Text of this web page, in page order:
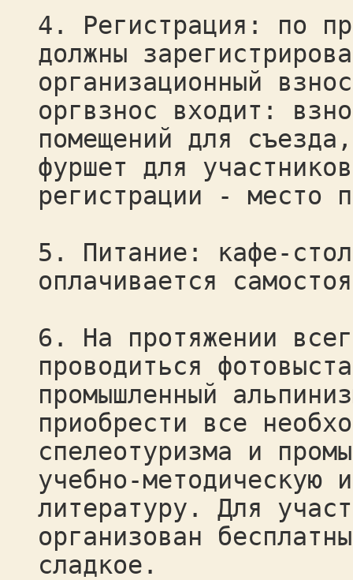
4. Регистрация: по
должны
организационный
оргвзнос входит:
помещений для
фуршет для
регистрации - место
5. Питание: кафе-
оплачивается
6. На протяжении
проводиться
промышленный
приобрести все
спелеотуризма и
учебно-методическую
литературу. Для
организован
сладкое.